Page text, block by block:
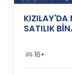
KIZILAY'DA
SATILIK
16+